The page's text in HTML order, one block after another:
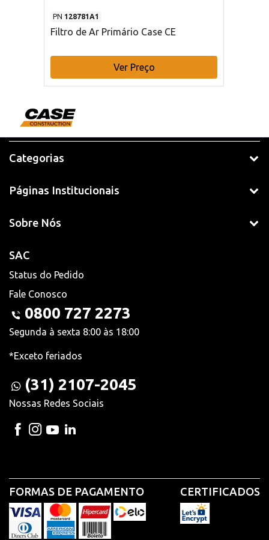
PN 128781A1
Filtro de Ar Primário Case CE
Ver Preço
Categorias
Páginas Institucionais
Sobre Nós
SAC
Status do Pedido
Fale Conosco
0800 727 2273
Segunda à sexta 8:00 às 18:00
*Exceto feriados
(31) 2107-2045
Nossas Redes Sociais
FORMAS DE PAGAMENTO CERTIFICADOS